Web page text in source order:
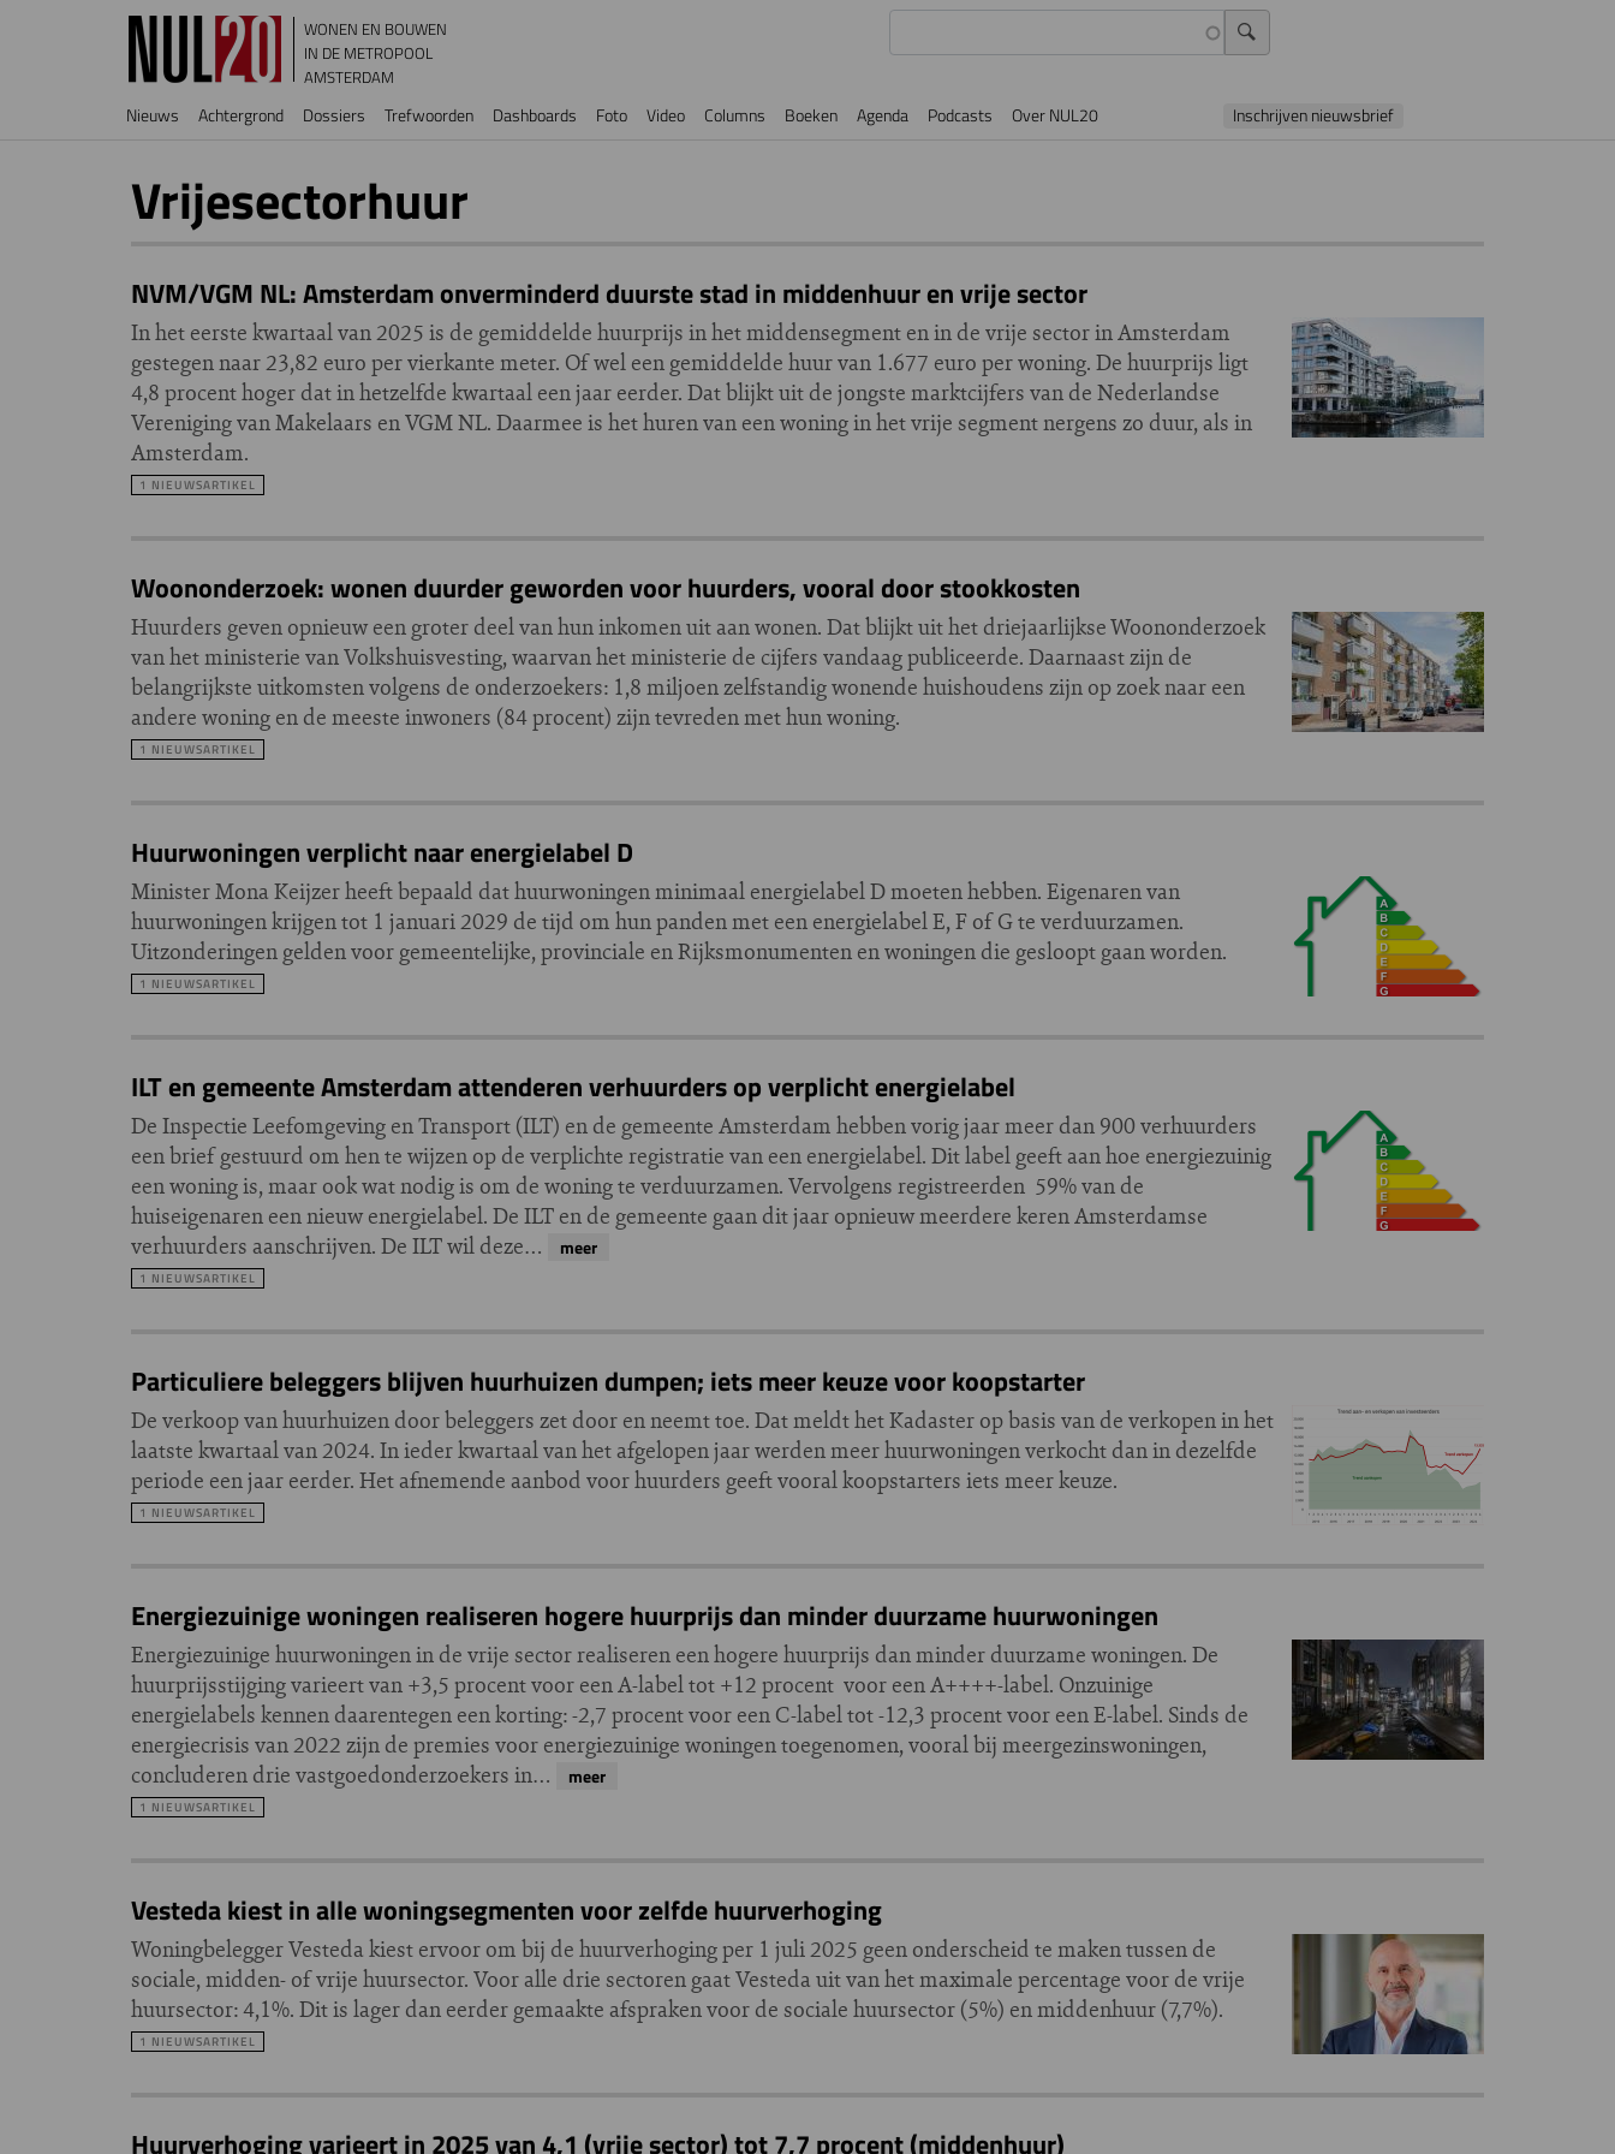
Overslaan en naar de inhoud gaan
WONEN EN BOUWEN
IN DE METROPOOL
AMSTERDAM
Hoofdnavigatie
Nieuws Achtergrond Dossiers Trefwoorden Dashboards Foto Video Columns Boeken Agenda Podcasts Over NUL20 Inschrijven nieuwsbrief
Vrijesectorhuur
NVM/VGM NL: Amsterdam onverminderd duurste stad in middenhuur en vrije sector
In het eerste kwartaal van 2025 is de gemiddelde huurprijs in het middensegment en in de vrije sector in Amsterdam
gestegen naar 23,82 euro per vierkante meter. Of wel een gemiddelde huur van 1.677 euro per woning. De huurprijs ligt
4,8 procent hoger dat in hetzelfde kwartaal een jaar eerder. Dat blijkt uit de jongste marktcijfers van de Nederlandse
Vereniging van Makelaars en VGM NL. Daarmee is het huren van een woning in het vrije segment nergens zo duur, als in
Amsterdam.
1 NIEUWSARTIKEL
Woononderzoek: wonen duurder geworden voor huurders, vooral door stookkosten
Huurders geven opnieuw een groter deel van hun inkomen uit aan wonen. Dat blijkt uit het driejaarlijkse Woononderzoek
van het ministerie van Volkshuisvesting, waarvan het ministerie de cijfers vandaag publiceerde. Daarnaast zijn de
belangrijkste uitkomsten volgens de onderzoekers: 1,8 miljoen zelfstandig wonende huishoudens zijn op zoek naar een
andere woning en de meeste inwoners (84 procent) zijn tevreden met hun woning.
1 NIEUWSARTIKEL
Huurwoningen verplicht naar energielabel D
Minister Mona Keijzer heeft bepaald dat huurwoningen minimaal energielabel D moeten hebben. Eigenaren van
huurwoningen krijgen tot 1 januari 2029 de tijd om hun panden met een energielabel E, F of G te verduurzamen.
Uitzonderingen gelden voor gemeentelijke, provinciale en Rijksmonumenten en woningen die gesloopt gaan worden.
1 NIEUWSARTIKEL
ILT en gemeente Amsterdam attenderen verhuurders op verplicht energielabel
De Inspectie Leefomgeving en Transport (ILT) en de gemeente Amsterdam hebben vorig jaar meer dan 900 verhuurders
een brief gestuurd om hen te wijzen op de verplichte registratie van een energielabel. Dit label geeft aan hoe energiezuinig
een woning is, maar ook wat nodig is om de woning te verduurzamen. Vervolgens registreerden 59% van de
huiseigenaren een nieuw energielabel. De ILT en de gemeente gaan dit jaar opnieuw meerdere keren Amsterdamse
verhuurders aanschrijven. De ILT wil deze…
meer
1 NIEUWSARTIKEL
Particuliere beleggers blijven huurhuizen dumpen; iets meer keuze voor koopstarter
De verkoop van huurhuizen door beleggers zet door en neemt toe. Dat meldt het Kadaster op basis van de verkopen in het
laatste kwartaal van 2024. In ieder kwartaal van het afgelopen jaar werden meer huurwoningen verkocht dan in dezelfde
periode een jaar eerder. Het afnemende aanbod voor huurders geeft vooral koopstarters iets meer keuze.
1 NIEUWSARTIKEL
Energiezuinige woningen realiseren hogere huurprijs dan minder duurzame huurwoningen
Energiezuinige huurwoningen in de vrije sector realiseren een hogere huurprijs dan minder duurzame woningen. De
huurprijsstijging varieert van +3,5 procent voor een A-label tot +12 procent voor een A++++-label. Onzuinige
energielabels kennen daarentegen een korting: -2,7 procent voor een C-label tot -12,3 procent voor een E-label. Sinds de
energiecrisis van 2022 zijn de premies voor energiezuinige woningen toegenomen, vooral bij meergezinswoningen,
concluderen drie vastgoedonderzoekers in…
meer
1 NIEUWSARTIKEL
Vesteda kiest in alle woningsegmenten voor zelfde huurverhoging
Woningbelegger Vesteda kiest ervoor om bij de huurverhoging per 1 juli 2025 geen onderscheid te maken tussen de
sociale, midden- of vrije huursector. Voor alle drie sectoren gaat Vesteda uit van het maximale percentage voor de vrije
huursector: 4,1%. Dit is lager dan eerder gemaakte afspraken voor de sociale huursector (5%) en middenhuur (7,7%).
1 NIEUWSARTIKEL
Huurverhoging varieert in 2025 van 4,1 (vrije sector) tot 7,7 procent (middenhuur)